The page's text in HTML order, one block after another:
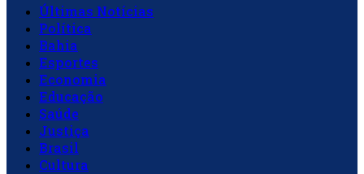
Últimas Notícias
Política
Bahia
Esportes
Economia
Educação
Saúde
Justiça
Brasil
Cultura